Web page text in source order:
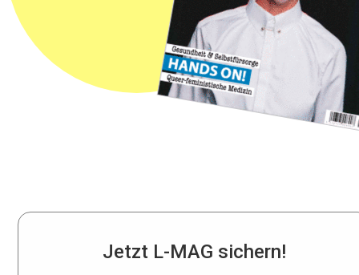
Jetzt L-MAG sichern!